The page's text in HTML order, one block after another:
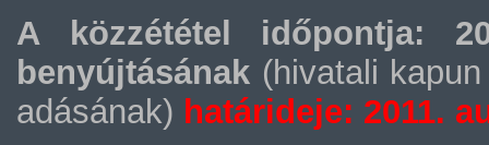
A közzététel időpontja:
benyújtásának (hivatali
adásának) határideje: 2011.